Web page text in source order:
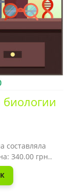
биологии
составляла
340.00 грн..